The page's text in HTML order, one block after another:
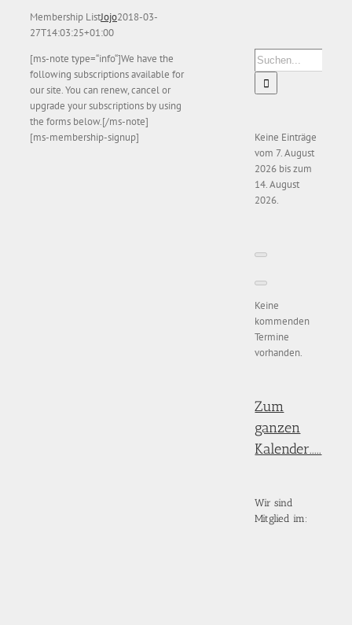
Membership ListJojo2018-03-
27T14:03:25+01:00
[ms-note type=“info“]We have the
following subscriptions available for
our site. You can renew, cancel or
upgrade your subscriptions by using
the forms below.[/ms-note]
[ms-membership-signup]
Suche
nach:
Keine Einträge
vom 7. August
2026 bis zum
14. August
2026.
Keine
kommenden
Termine
vorhanden.
Zum
ganzen
Kalender.....
Wir sind
Mitglied im: